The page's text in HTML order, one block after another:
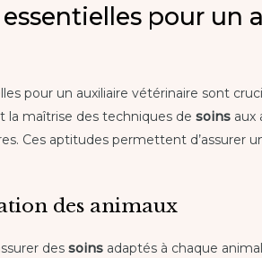
pour un
pour un auxiliaire vétérinaire sont
la maîtrise des techniques de soins aux
Ces aptitudes permettent d’assurer
des animaux
des soins adaptés à chaque